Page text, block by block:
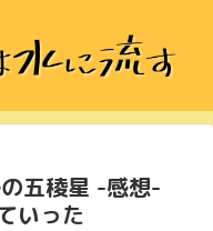
五稜星 -感想-
いった